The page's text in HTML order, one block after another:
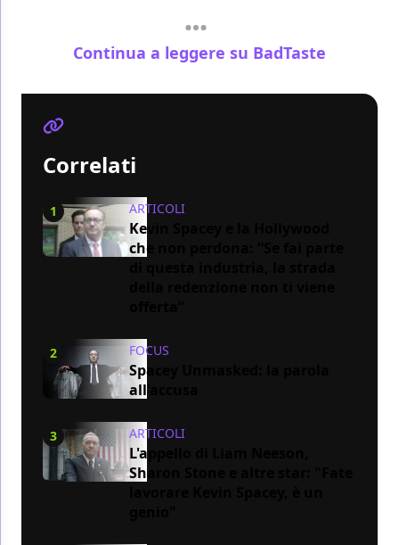
Continua a leggere su BadTaste
Correlati
1 ARTICOLI
Kevin Spacey e la Hollywood
che non perdona: “Se fai parte
2 FOCUS
Spacey Unmasked: la parola
all'accusa
3 ARTICOLI
L'appello di Liam Neeson,
Sharon Stone e altre star: "Fate